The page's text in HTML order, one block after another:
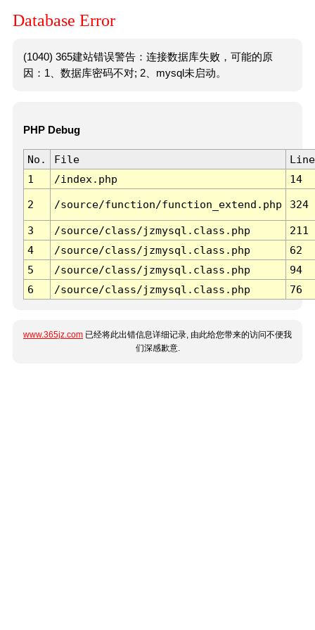
Database Error
(1040) 365建站错误警告：连接数据库失败，可能的原
因：1、数据库密码不对; 2、mysql未启动。
PHP Debug
No. File
Line
1
/index.php 14
2 /source/function/function_extend.php 324
3 /source/class/jzmysql.class.php
211
4
/source/class/jzmysql.class.php
62
5
/source/class/jzmysql.class.php
94
6
/source/class/jzmysql.class.php 76
www.365jz.com 已经将此出错信息详细记录, 由此给您带来的访问不便我
们深感歉意.